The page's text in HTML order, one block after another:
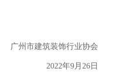
广州市建筑装饰行业协会
2022年9月 26日